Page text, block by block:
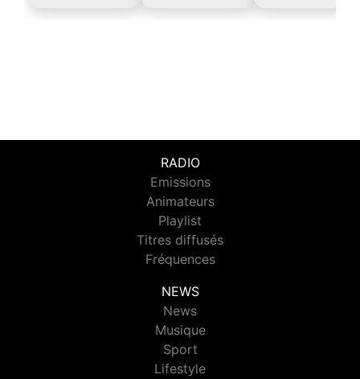
RADIO
Emissions
Animateurs
Playlist
Titres diffusés
Fréquences
NEWS
News
Musique
Sport
Lifestyle